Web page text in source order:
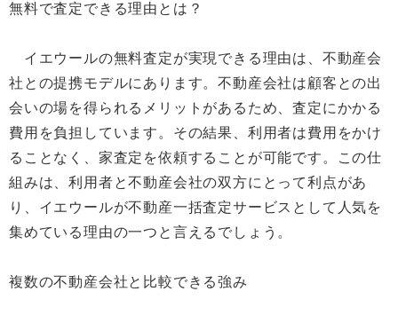
無料で査定できる理由とは？
イエウールの無料査定が実現できる理由は、不動産会
社との提携モデルにあります。不動産会社は顧客との出
会いの場を得られるメリットがあるため、査定にかかる
費用を負担しています。その結果、利用者は費用をかけ
ることなく、家査定を依頼することが可能です。この仕
組みは、利用者と不動産会社の双方にとって利点があ
り、イエウールが不動産一括査定サービスとして人気を
集めている理由の一つと言えるでしょう。
複数の不動産会社と比較できる強み